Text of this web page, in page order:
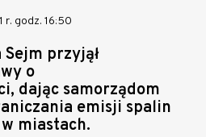
r. godz. 16:50
przyjął
o
dając samorządom
emisji spalin
miastach.